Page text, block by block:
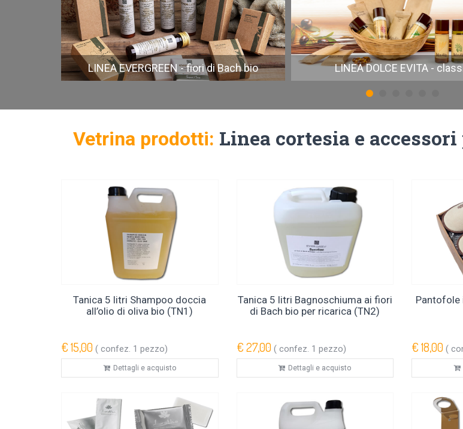
LINEA EVERGREEN - fiori di Bach bio LINEA DOLCE EVITA -
Vetrina prodotti: Linea cortesia e
Tanica 5 litri Shampoo doccia
all’olio di oliva bio (TN1)
€ 15,00 ( confez. 1 pezzo)
Dettagli e acquisto
Tanica 5 litri Bagnoschiuma ai fiori
di Bach bio per ricarica (TN2)
€ 27,00 ( confez. 1 pezzo)
Dettagli e acquisto
Pantofole
€ 18,00 (